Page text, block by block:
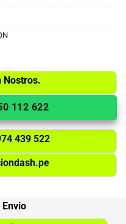
Nostros.
112 622
439 522